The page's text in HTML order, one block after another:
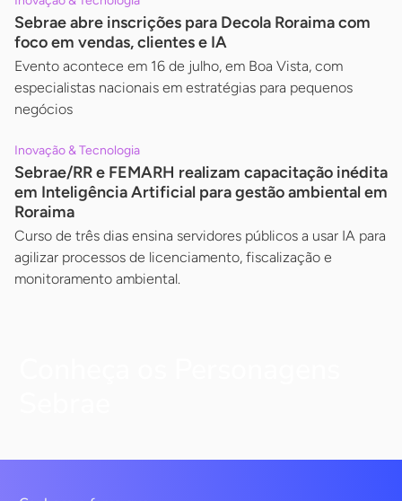
Sebrae abre inscrições para Decola Roraima com
foco em vendas, clientes e IA
Evento acontece em 16 de julho, em Boa Vista, com
especialistas nacionais em estratégias para pequenos
negócios
Inovação & Tecnologia
Sebrae/RR e FEMARH realizam capacitação inédita
em Inteligência Artificial para gestão ambiental em
Roraima
Curso de três dias ensina servidores públicos a usar IA para
agilizar processos de licenciamento, fiscalização e
monitoramento ambiental.